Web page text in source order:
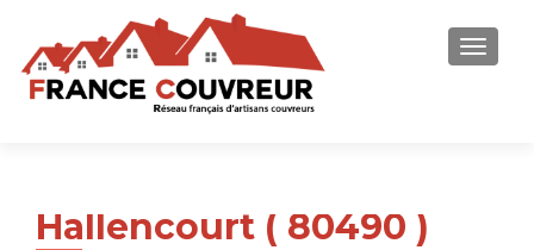
Hallencourt ( 80490 )